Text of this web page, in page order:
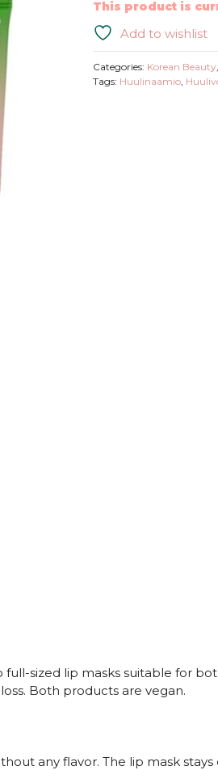
This product is
Add to wishlist
Categories: Korean Beauty,
Tags: Huulinaamio,
full-sized lip masks suitable for
Both products are vegan.
any flavor. The lip mask stays